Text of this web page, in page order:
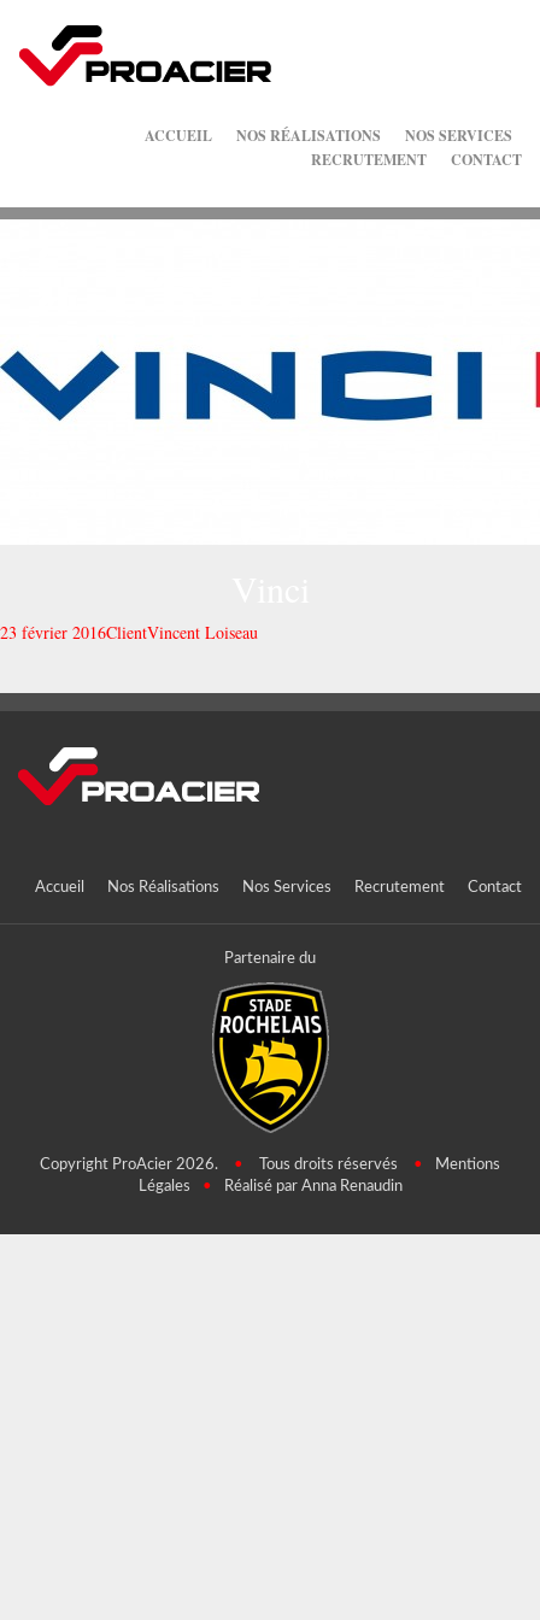
ACCUEIL NOS RÉALISATIONS
NOS SERVICES
RECRUTEMENT
CONTACT
23 février 2016ClientVincent Loiseau
Accueil Nos Réalisations Nos Services Recrutement Contact
Partenaire du
Copyright ProAcier 2026. • Tous droits réservés •
Mentions
Légales
• Réalisé par Anna Renaudin